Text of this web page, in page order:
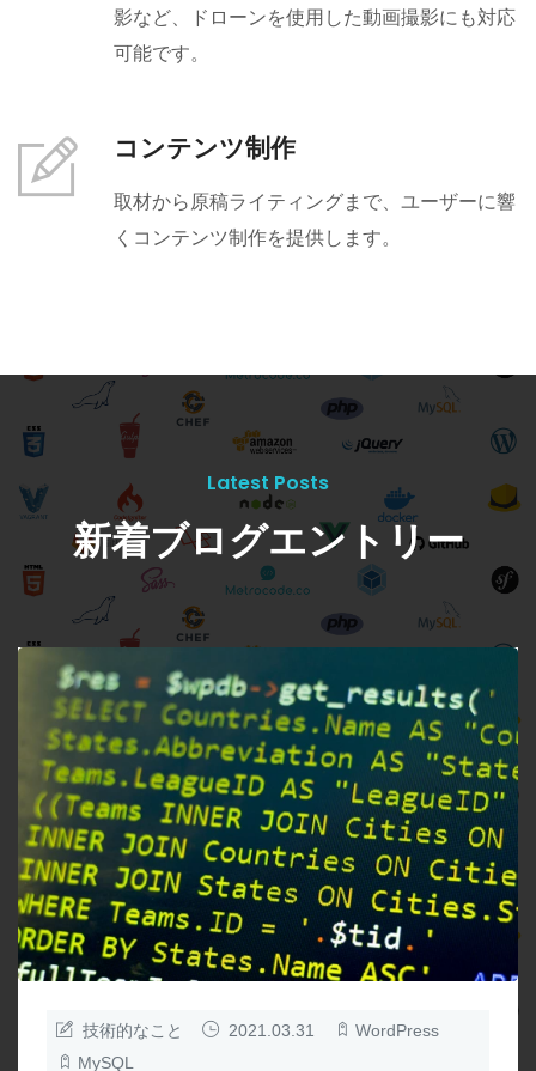
影など、ドローンを使用した動画撮影にも対応
可能です。
コンテンツ制作
取材から原稿ライティングまで、ユーザーに響
くコンテンツ制作を提供します。
Latest Posts
新着ブログエントリー
技術的なこと 2021.03.31
WordPress
MySQL